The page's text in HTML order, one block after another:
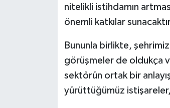
nitelikli istihdamın
önemli katkılar
Bununla birlikte,
görüşmeler de oldukça
sektörün ortak bir
yürüttüğümüz